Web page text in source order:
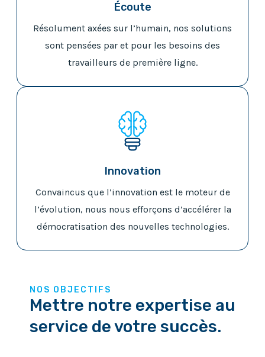
Écoute
Résolument axées sur l’humain, nos solutions
sont pensées par et pour les besoins des
travailleurs de première ligne.
Innovation
Convaincus que l’innovation est le moteur de
l’évolution, nous nous efforçons d’accélérer la
démocratisation des nouvelles technologies.
NOS OBJECTIFS
Mettre notre expertise au
service de votre succès.